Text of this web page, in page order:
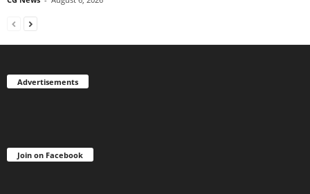
Advertisements
Join on Facebook